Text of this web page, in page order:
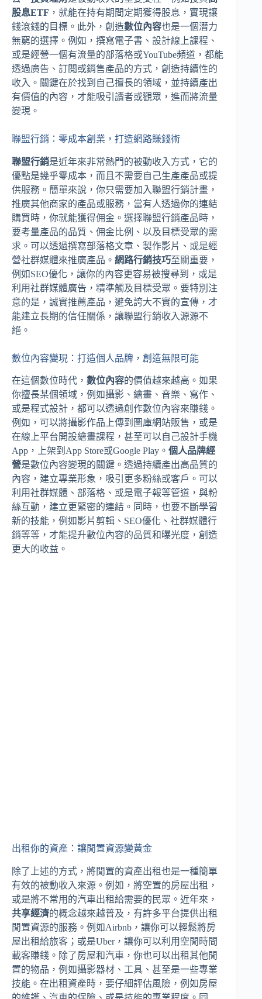
股息ETF ，就能在持有期間定期獲得股息，實現讓
錢滾錢的目標。此外，創造數位內容也是一個潛力
無窮的選擇。例如，撰寫電子書、設計線上課程、
或是經營一個有流量的部落格或YouTube頻道，都能
透過廣告、訂閱或銷售產品的方式，創造持續性的
收入。關鍵在於找到自己擅長的領域，並持續產出
有價值的內容，才能吸引讀者或觀眾，進而將流量
變現。
聯盟行銷：零成本創業，打造網路賺錢術
聯盟行銷是近年來非常熱門的被動收入方式，它的
優點是幾乎零成本，而且不需要自己生產產品或提
供服務。簡單來說，你只需要加入聯盟行銷計畫，
推廣其他商家的產品或服務，當有人透過你的連結
購買時，你就能獲得佣金。選擇聯盟行銷產品時，
要考量產品的品質、佣金比例、以及目標受眾的需
求。可以透過撰寫部落格文章、製作影片、或是經
營社群媒體來推廣產品。 網路行銷技巧至關重要，
例如SEO優化，讓你的內容更容易被搜尋到，或是
利用社群媒體廣告，精準觸及目標受眾。要特別注
意的是，誠實推薦產品，避免誇大不實的宣傳，才
能建立長期的信任關係，讓聯盟行銷收入源源不
絕。
數位內容變現：打造個人品牌，創造無限可能
在這個數位時代， 數位內容的價值越來越高。如果
你擅長某個領域，例如攝影、繪畫、音樂、寫作、
或是程式設計，都可以透過創作數位內容來賺錢。
例如，可以將攝影作品上傳到圖庫網站販售，或是
在線上平台開設繪畫課程，甚至可以自己設計手機
App，上架到App Store或Google Play。 個人品牌經
營是數位內容變現的關鍵。透過持續產出高品質的
內容，建立專業形象，吸引更多粉絲或客戶。可以
利用社群媒體、部落格、或是電子報等管道，與粉
絲互動，建立更緊密的連結。同時，也要不斷學習
新的技能，例如影片剪輯、SEO優化、社群媒體行
銷等等，才能提升數位內容的品質和曝光度，創造
更大的收益。
出租你的資產：讓閒置資源變黃金
除了上述的方式，將閒置的資產出租也是一種簡單
有效的被動收入來源。例如，將空置的房屋出租，
或是將不常用的汽車出租給需要的民眾。近年來，
共享經濟的概念越來越普及，有許多平台提供出租
閒置資源的服務。例如Airbnb，讓你可以輕鬆將房
屋出租給旅客；或是Uber，讓你可以利用空閒時間
載客賺錢。除了房屋和汽車，你也可以出租其他閒
置的物品，例如攝影器材、工具、甚至是一些專業
技能。在出租資產時，要仔細評估風險，例如房屋